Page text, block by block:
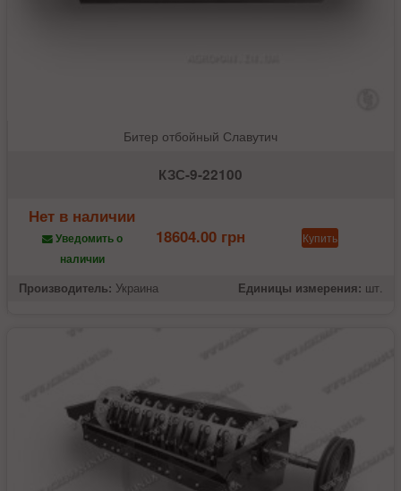
Битер отбойный Славутич
КЗС-9-22100
Нет в наличии
Уведомить о
наличии
18604.00 грн Купить
Производитель: Украина Единицы измерения: шт.